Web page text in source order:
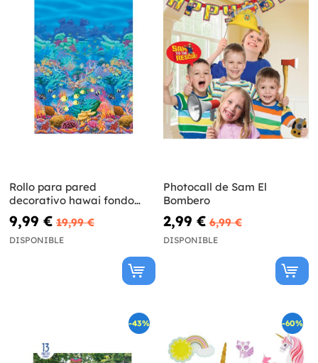
Rollo para pared
decorativo hawai fondo
marino coral
9,99 € 19,99 €
DISPONIBLE
Photocall de Sam El
Bombero
2,99 € 6,99 €
DISPONIBLE
-43% -60%